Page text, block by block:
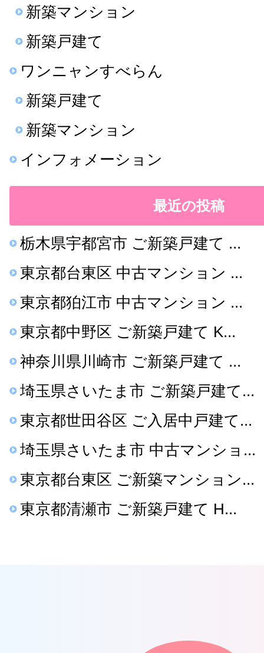
新築マンション
新築戸建て
ワンニャンすべらん
新築戸建て
新築マンション
インフォメーション
最近の投稿
栃木県宇都宮市 ご新築戸建て ...
東京都台東区 中古マンション ...
東京都狛江市 中古マンション ...
東京都中野区 ご新築戸建て K...
神奈川県川崎市 ご新築戸建て ...
埼玉県さいたま市 ご新築戸建て...
東京都世田谷区 ご入居中戸建て...
埼玉県さいたま市 中古マンショ...
東京都台東区 ご新築マンション...
東京都清瀬市 ご新築戸建て H...